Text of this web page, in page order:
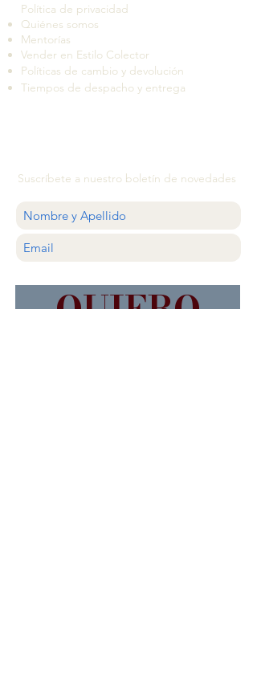
Política de privacidad
Quiénes somos
Mentorías
Vender en Estilo Colector
Políticas de cambio y devolución
Tiempos de despacho y entrega
Suscríbete a nuestro boletín de novedades
QUIERO